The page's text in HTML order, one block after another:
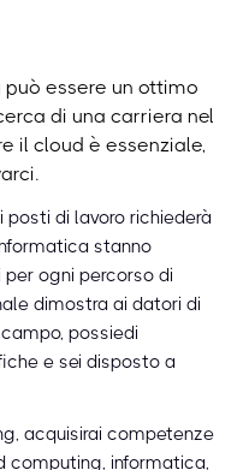
essere un ottimo
di una carriera nel
il cloud è essenziale,
posti di lavoro richiederà
stanno
ogni percorso di
dimostra ai datori di
possiedi
e sei disposto a
acquisirai competenze
computing, informatica,